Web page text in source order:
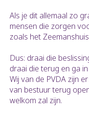
Als je dit allemaal zo
mensen die zorgen
zoals het
Dus: draai die
draai die terug en ga
Wij van de PVDA zijn
van bestuur terug
welkom zal zijn.